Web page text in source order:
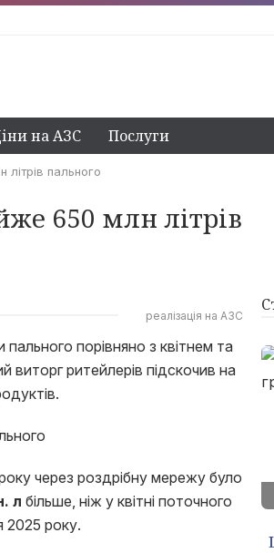
на АЗС Послуги
пального
650 млн літрів
реалізація на АЗС
порівняно з квітнем та
виторг ритейлерів підскочив на
через роздрібну мережу було
л більше, ніж у квітні поточного
2025 року.